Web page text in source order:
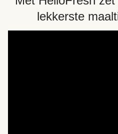
lekkerste